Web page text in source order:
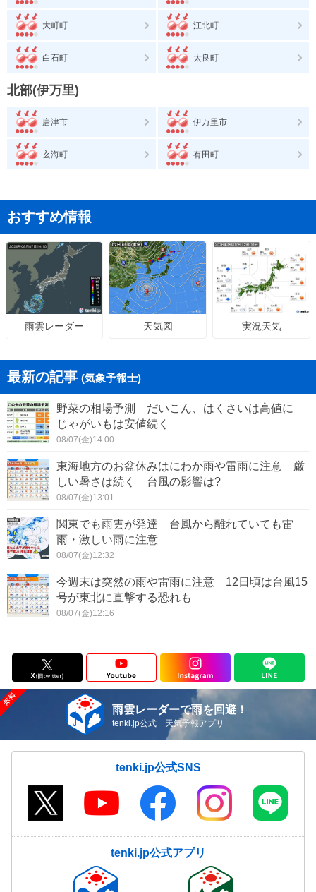
大町町 江北町
白石町 太良町
北部(伊万里)
唐津市 伊万里市
玄海町 有田町
おすすめ情報
雨雲レーダー 天気図 実況天気
最新の記事 (気象予報士)
野菜の相場予測 だいこん、はくさいは高値に
じゃがいもは安値続く
08/07(金)14:00
東海地方のお盆休みはにわか雨や雷雨に注意 厳
しい暑さは続く 台風の影響は?
08/07(金)13:01
関東でも雨雲が発達 台風から離れていても雷
雨・激しい雨に注意
08/07(金)12:32
今週末は突然の雨や雷雨に注意 12日頃は台風15
号が東北に直撃する恐れも
08/07(金)12:16
雨雲レーダーで雨を回避！
tenki.jp公式 天気予報アプリ
tenki.jp公式SNS
tenki.jp公式アプリ